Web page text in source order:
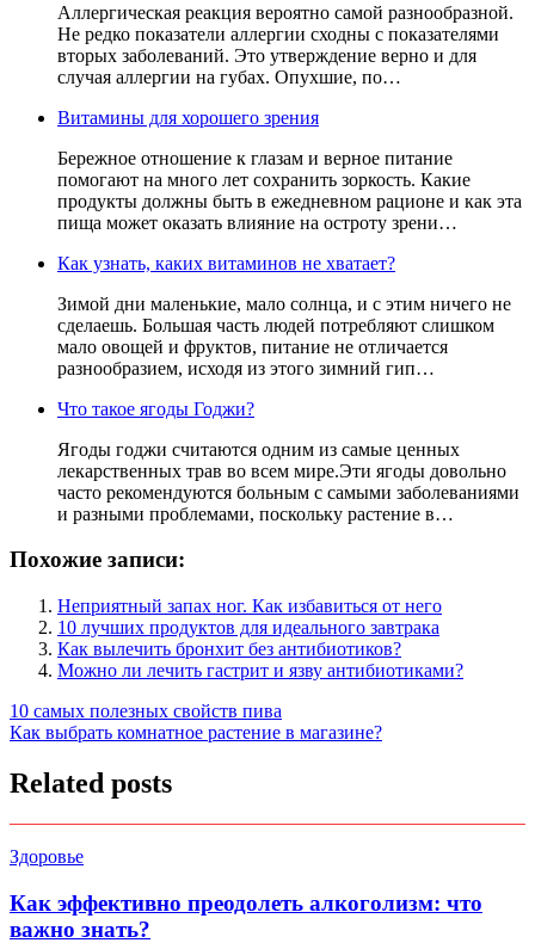
Аллергическая реакция вероятно самой разнообразной.
Не редко показатели аллергии сходны с показателями
вторых заболеваний. Это утверждение верно и для
случая аллергии на губах. Опухшие, по…
Витамины для хорошего зрения
Бережное отношение к глазам и верное питание
помогают на много лет сохранить зоркость. Какие
продукты должны быть в ежедневном рационе и как эта
пища может оказать влияние на остроту зрени…
Как узнать, каких витаминов не хватает?
Зимой дни маленькие, мало солнца, и с этим ничего не
сделаешь. Большая часть людей потребляют слишком
мало овощей и фруктов, питание не отличается
разнообразием, исходя из этого зимний гип…
Что такое ягоды Годжи?
Ягоды годжи считаются одним из самые ценных
лекарственных трав во всем мире.Эти ягоды довольно
часто рекомендуются больным с самыми заболеваниями
и разными проблемами, поскольку растение в…
Похожие записи:
Неприятный запах ног. Как избавиться от него
10 лучших продуктов для идеального завтрака
Как вылечить бронхит без антибиотиков?
Можно ли лечить гастрит и язву антибиотиками?
Навигация
по
записям
10 самых полезных свойств пива
Как выбрать комнатное растение в магазине?
Related posts
Здоровье
Как эффективно преодолеть алкоголизм: что
важно знать?